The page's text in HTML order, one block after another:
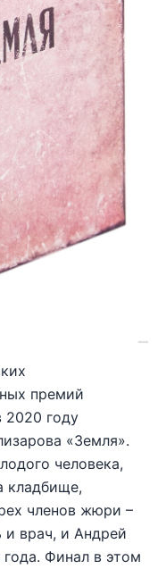
премий
2020 году
«Земля».
человека,
кладбище,
членов жюри –
и врач, и Андрей
Финал в этом